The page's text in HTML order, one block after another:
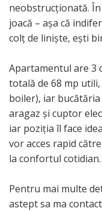
neobstrucționată.
joacă – așa că
colț de liniște, ești
Apartamentul are 3
totală de 68 mp
boiler), iar
aragaz și cuptor
iar poziția îl face
vor acces rapid
la confortul cotidian.
Pentru mai multe
astept sa ma